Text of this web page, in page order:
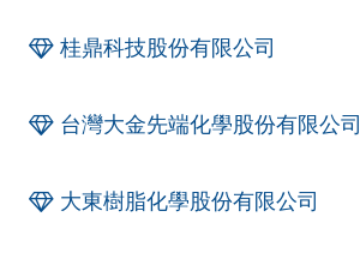
桂鼎科技股份有限公司
台灣大金先端化學股份有限公司
大東樹脂化學股份有限公司